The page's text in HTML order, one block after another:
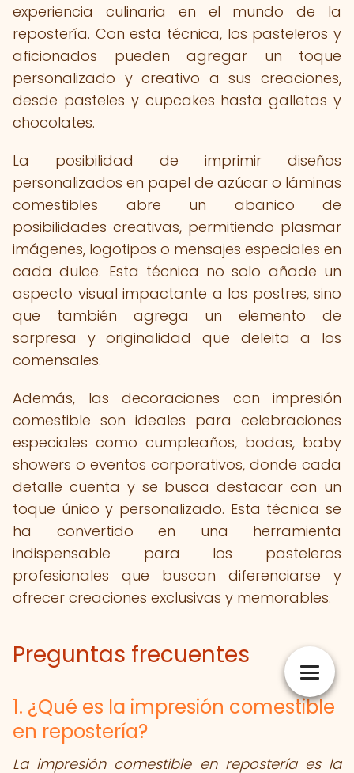
experiencia culinaria en el mundo de la
repostería. Con esta técnica, los pasteleros y
aficionados pueden agregar un toque
personalizado y creativo a sus creaciones,
desde pasteles y cupcakes hasta galletas y
chocolates.
La posibilidad de imprimir diseños
personalizados en papel de azúcar o láminas
comestibles abre un abanico de
posibilidades creativas, permitiendo plasmar
imágenes, logotipos o mensajes especiales en
cada dulce. Esta técnica no solo añade un
aspecto visual impactante a los postres, sino
que también agrega un elemento de
sorpresa y originalidad que deleita a los
comensales.
Además, las decoraciones con impresión
comestible son ideales para celebraciones
especiales como cumpleaños, bodas, baby
showers o eventos corporativos, donde cada
detalle cuenta y se busca destacar con un
toque único y personalizado. Esta técnica se
ha convertido en una herramienta
indispensable para los pasteleros
profesionales que buscan diferenciarse y
ofrecer creaciones exclusivas y memorables.
Preguntas frecuentes
1. ¿Qué es la impresión comestible
en repostería?
La impresión comestible en repostería es la